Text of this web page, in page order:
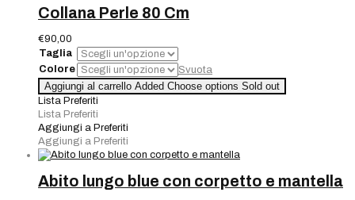
e
inserti
macramè
quantità
Collana Perle 80 Cm
€90,00
Taglia
Colore
Svuota
Collana
Perle
80
Cm
quantità
Aggiungi al carrello Added Choose options Sold out
Lista Preferiti
Lista Preferiti
Aggiungi a Preferiti
Aggiungi a Preferiti
Abito lungo blue con corpetto e mantella